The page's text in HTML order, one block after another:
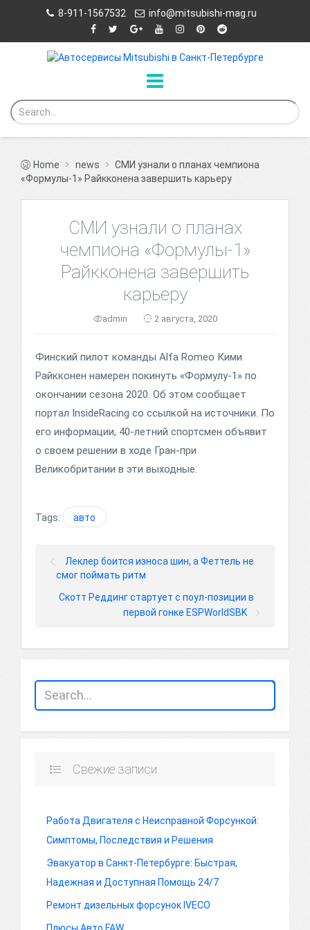
8-911-1567532 info@mitsubishi-mag.ru
Home news
СМИ узнали о планах чемпиона
«Формулы-1» Райкконена завершить карьеру
СМИ узнали о планах
чемпиона «Формулы-1»
Райкконена завершить
карьеру
admin 2 августа, 2020
Финский пилот команды Alfa Romeo Кими
Райкконен намерен покинуть «Формулу-1» по
окончании сезона 2020. Об этом сообщает
портал InsideRacing со ссылкой на источники. По
его информации, 40-летний спортсмен объявит
о своем решении в ходе Гран-при
Великобритании в эти выходные.
Tags: авто
Леклер боится износа шин, а Феттель не
смог поймать ритм
Скотт Реддинг стартует с поул-позиции в
первой гонке ESPWorldSBK
Свежие записи
Работа Двигателя с Неисправной Форсункой:
Симптомы, Последствия и Решения
Эвакуатор в Санкт-Петербурге: Быстрая,
Надежная и Доступная Помощь 24/7
Ремонт дизельных форсунок IVECO
Плюсы Авто FAW